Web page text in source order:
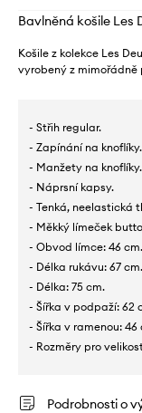
Bavlněná košile Les
Košile z kolekce Les
vyrobený z
- Střih regular.
- Zapínání na knoflíky.
- Manžety na knoflíky.
- Náprsní kapsy.
- Tenká, neelastická
- Měkký límeček
- Obvod límce: 46 cm.
- Délka rukávu: 67 cm.
- Délka: 75 cm.
- Šířka v podpaží: 62
- Šířka v ramenou: 46
- Rozměry pro
Podrobnosti o